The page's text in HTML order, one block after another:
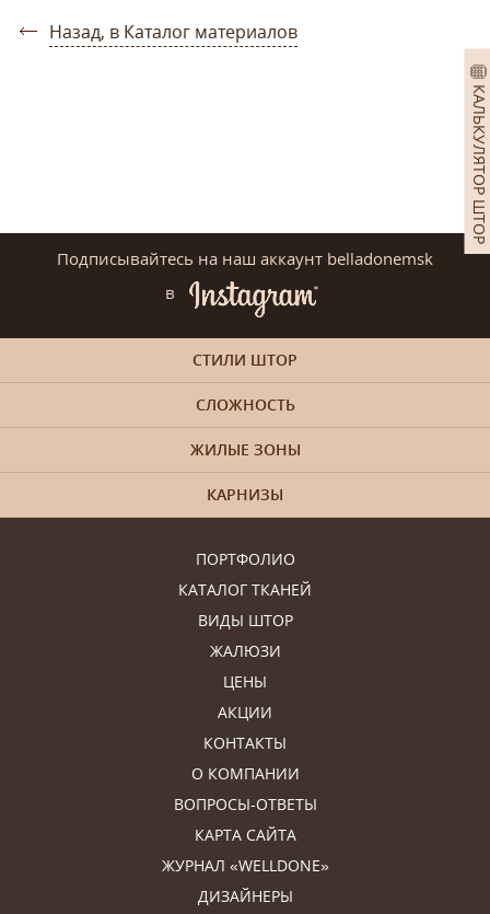
КАЛЬКУЛЯТОР ШТОР
Назад, в Каталог материалов
Подписывайтесь на наш аккаунт belladonemsk
в
ПОРТФОЛИО
КАТАЛОГ ТКАНЕЙ
ВИДЫ ШТОР
ЖАЛЮЗИ
ЦЕНЫ
АКЦИИ
КОНТАКТЫ
О КОМПАНИИ
ВОПРОСЫ-ОТВЕТЫ
КАРТА САЙТА
ЖУРНАЛ «WELLDONE»
ДИЗАЙНЕРЫ
СТИЛИ ШТОР
СЛОЖНОСТЬ
ЖИЛЫЕ ЗОНЫ
КАРНИЗЫ